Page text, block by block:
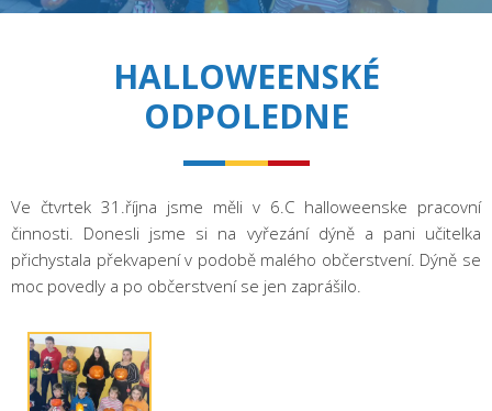
HALLOWEENSKÉ
ODPOLEDNE
Ve čtvrtek 31.října jsme měli v 6.C halloweenske pracovní
činnosti. Donesli jsme si na vyřezání dýně a pani učitelka
přichystala překvapení v podobě malého občerstvení. Dýně se
moc povedly a po občerstvení se jen zaprášilo.